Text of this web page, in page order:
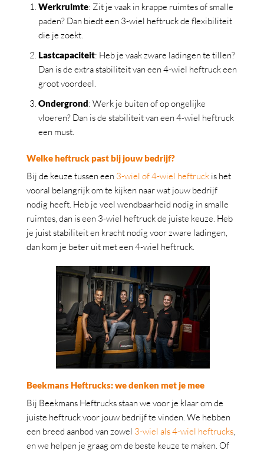
Werkruimte: Zit je vaak in krappe ruimtes of smalle
paden? Dan biedt een 3-wiel heftruck de flexibiliteit
die je zoekt.
Lastcapaciteit: Heb je vaak zware ladingen te tillen?
Dan is de extra stabiliteit van een 4-wiel heftruck een
groot voordeel.
Ondergrond: Werk je buiten of op ongelijke
vloeren? Dan is de stabiliteit van een 4-wiel heftruck
een must.
Welke heftruck past bij jouw bedrijf?
Bij de keuze tussen een 3-wiel of 4-wiel heftruck is het
vooral belangrijk om te kijken naar wat jouw bedrijf
nodig heeft. Heb je veel wendbaarheid nodig in smalle
ruimtes, dan is een 3-wiel heftruck de juiste keuze. Heb
je juist stabiliteit en kracht nodig voor zware ladingen,
dan kom je beter uit met een 4-wiel heftruck.
Beekmans Heftrucks: we denken met je mee
Bij Beekmans Heftrucks staan we voor je klaar om de
juiste heftruck voor jouw bedrijf te vinden. We hebben
een breed aanbod van zowel 3-wiel als 4-wiel heftrucks,
en we helpen je graag om de beste keuze te maken. Of